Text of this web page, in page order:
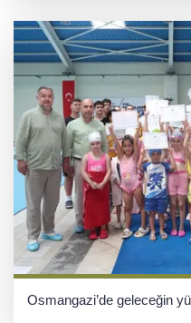
Osmangazi’de geleceğin